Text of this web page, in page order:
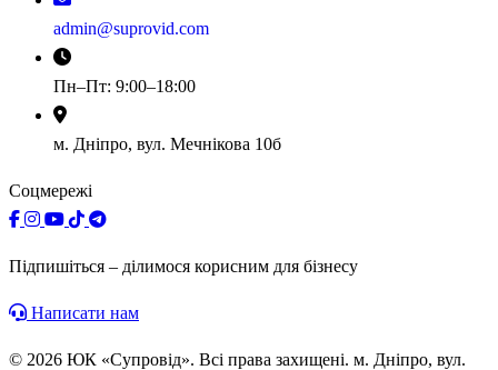
admin@suprovid.com
Пн–Пт: 9:00–18:00
м. Дніпро, вул. Мечнікова 10б
Соцмережі
Підпишіться – ділимося корисним для бізнесу
Написати нам
© 2026 ЮК «Супровід». Всі права захищені. м. Дніпро, вул.